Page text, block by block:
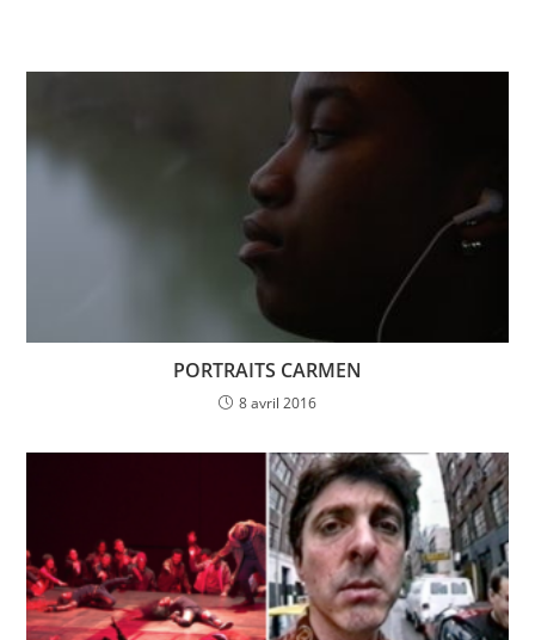
PORTRAITS CARMEN
8 avril 2016